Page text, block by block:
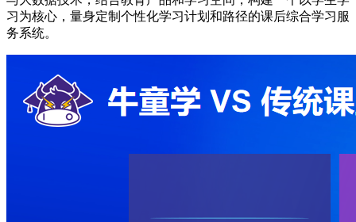
习为核心，量身定制个性化学习计划和路径的课后综合学习服
务系统。